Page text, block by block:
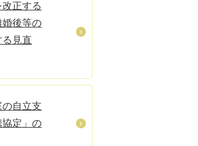
正する
婚後等の
見直
の自立支
協定」の